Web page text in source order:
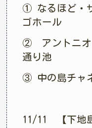
① なるほど・
ゴホール
② アントニオ
通り池
③ 中の島チャ
11/11 【下地